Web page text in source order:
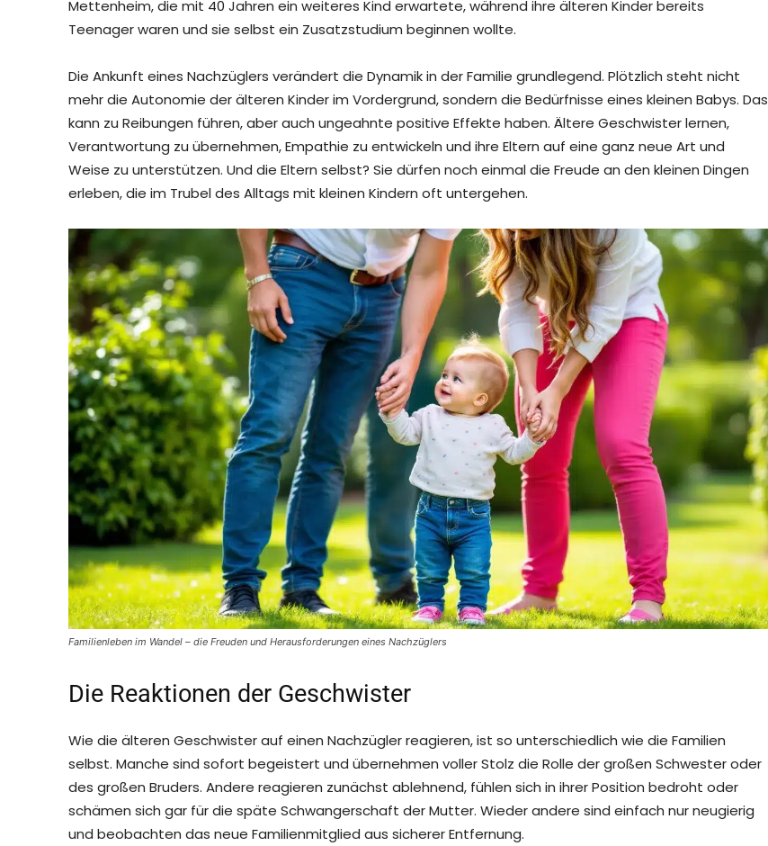
Mettenheim, die mit 40 Jahren ein weiteres Kind erwartete, während ihre älteren Kinder bereits
Teenager waren und sie selbst ein Zusatzstudium beginnen wollte.
Die Ankunft eines Nachzüglers verändert die Dynamik in der Familie grundlegend. Plötzlich steht nicht
mehr die Autonomie der älteren Kinder im Vordergrund, sondern die Bedürfnisse eines kleinen Babys. Das
kann zu Reibungen führen, aber auch ungeahnte positive Effekte haben. Ältere Geschwister lernen,
Verantwortung zu übernehmen, Empathie zu entwickeln und ihre Eltern auf eine ganz neue Art und
Weise zu unterstützen. Und die Eltern selbst? Sie dürfen noch einmal die Freude an den kleinen Dingen
erleben, die im Trubel des Alltags mit kleinen Kindern oft untergehen.
Familienleben im Wandel – die Freuden und Herausforderungen eines Nachzüglers
Die Reaktionen der Geschwister
Wie die älteren Geschwister auf einen Nachzügler reagieren, ist so unterschiedlich wie die Familien
selbst. Manche sind sofort begeistert und übernehmen voller Stolz die Rolle der großen Schwester oder
des großen Bruders. Andere reagieren zunächst ablehnend, fühlen sich in ihrer Position bedroht oder
schämen sich gar für die späte Schwangerschaft der Mutter. Wieder andere sind einfach nur neugierig
und beobachten das neue Familienmitglied aus sicherer Entfernung.